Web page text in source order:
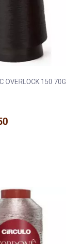
OVERLOCK 150 70G